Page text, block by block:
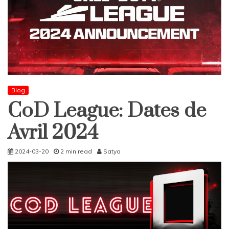
Blog
CoD League: Dates de
Avril 2024
2024-03-20 2 min read Satya